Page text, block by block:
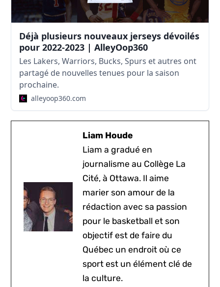
Déjà plusieurs nouveaux jerseys dévoilés
pour 2022-2023 | AlleyOop360
Les Lakers, Warriors, Bucks, Spurs et autres ont
partagé de nouvelles tenues pour la saison
prochaine.
alleyoop360.com
Liam Houde
Liam a gradué en
journalisme au Collège La
Cité, à Ottawa. Il aime
marier son amour de la
rédaction avec sa passion
pour le basketball et son
objectif est de faire du
Québec un endroit où ce
sport est un élément clé de
la culture.